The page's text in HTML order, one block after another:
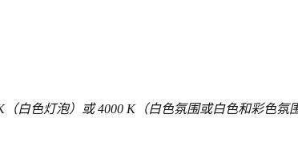
白色灯泡）或 4000 K（白色氛围或白色和彩色氛